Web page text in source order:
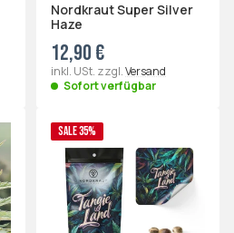
Nordkraut Super Silver
Haze
12,90 €
inkl. USt. zzgl.Versand
Sofort verfügbar
SALE 35%